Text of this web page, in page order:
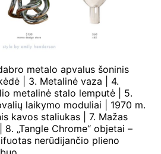
metalo apvalus šoninis
| 3. Metalinė vaza | 4.
metalinė stalo lemputė | 5.
laikymo moduliai | 1970 m.
kavos staliukas | 7. Mažas
„Tangle Chrome“ objetai –
nerūdijančio plieno